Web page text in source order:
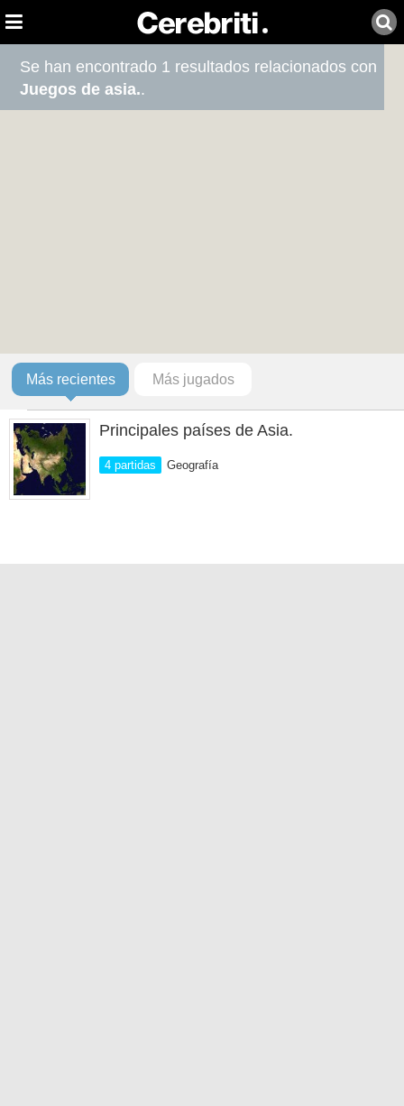
Se han encontrado 1 resultados relacionados con
Juegos de asia..
Más recientes Más jugados
Principales países de Asia.
4 partidas Geografía